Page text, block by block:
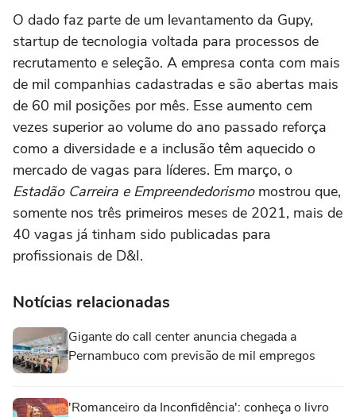
O dado faz parte de um levantamento da Gupy,
startup de tecnologia voltada para processos de
recrutamento e seleção. A empresa conta com mais
de mil companhias cadastradas e são abertas mais
de 60 mil posições por mês. Esse aumento cem
vezes superior ao volume do ano passado reforça
como a diversidade e a inclusão têm aquecido o
mercado de vagas para líderes. Em março, o
Estadão Carreira e Empreendedorismomostrou que,
somente nos três primeiros meses de 2021, mais de
40 vagas já tinham sido publicadas para
profissionais de D&I.
Notícias relacionadas
Gigante do call center anuncia chegada a
Pernambuco com previsão de mil empregos
'Romanceiro da Inconfidência': conheça o livro